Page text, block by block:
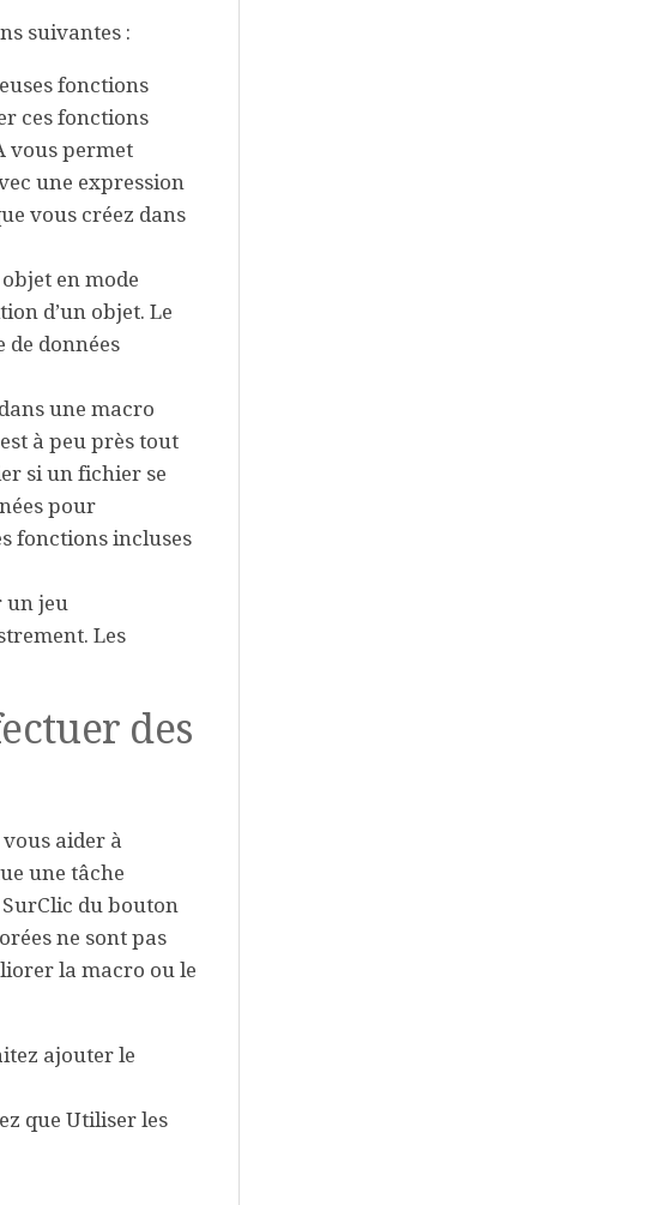
suivantes :
fonctions
ces fonctions
vous permet
une expression
vous créez dans
en mode
d’un objet. Le
de données
dans une macro
à peu près tout
si un fichier se
pour
fonctions incluses
un jeu
Les
des
aider à
une tâche
SurClic du bouton
ne sont pas
la macro ou le
ajouter le
que Utiliser les